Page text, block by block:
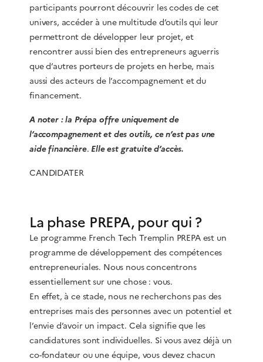
participants pourront découvrir les codes de cet
univers, accéder à une multitude d’outils qui leur
permettront de développer leur projet, et
rencontrer aussi bien des entrepreneurs aguerris
que d’autres porteurs de projets en herbe, mais
aussi des acteurs de l’accompagnement et du
financement.
A noter : la Prépa offre uniquement de
l’accompagnement et des outils, ce n’est pas une
aide financière.Elle estgratuite d’accès.
CANDIDATER
La phase PREPA, pour qui ?
Le programme French Tech Tremplin PREPA est un
programme de développement des compétences
entrepreneuriales. Nous nous concentrons
essentiellement sur une chose : vous.
En effet, à ce stade, nous ne recherchons pas des
entreprises mais des personnes avec un potentiel et
l’envie d’avoir un impact. Cela signifie que les
candidatures sont individuelles. Si vous avez déjà un
co-fondateur ou une équipe, vous devez chacun